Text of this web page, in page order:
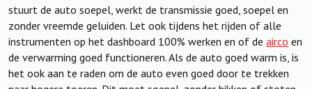
stuurt de auto soepel, werkt de transmissie goed, soepel en
zonder vreemde geluiden. Let ook tijdens het rijden of alle
instrumenten op het dashboard 100% werken en of de airco en
de verwarming goed functioneren. Als de auto goed warm is, is
het ook aan te raden om de auto even goed door te trekken